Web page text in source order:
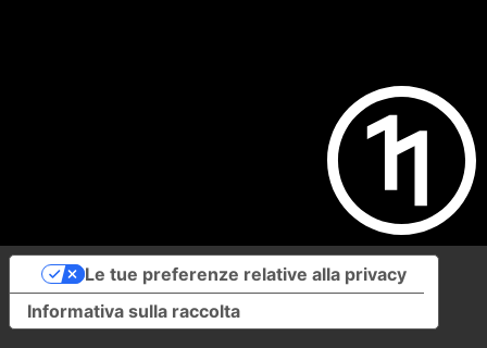
Informativa sulla raccolta
Le tue preferenze relative alla privacy